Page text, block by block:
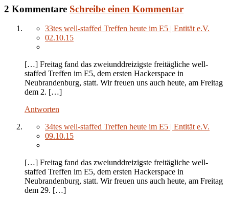
2 Kommentare Schreibe einen Kommentar
33tes well-staffed Treffen heute im E5 | Entität e.V.
02.10.15
[…] Freitag fand das zweiunddreizigste freitägliche well-
staffed Treffen im E5, dem ersten Hackerspace in
Neubrandenburg, statt. Wir freuen uns auch heute, am Freitag
dem 2. […]
Antworten
34tes well-staffed Treffen heute im E5 | Entität e.V.
09.10.15
[…] Freitag fand das zweiunddreizigste freitägliche well-
staffed Treffen im E5, dem ersten Hackerspace in
Neubrandenburg, statt. Wir freuen uns auch heute, am Freitag
dem 29. […]